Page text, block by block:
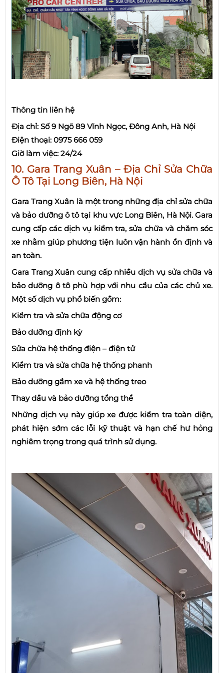
Thông tin liên hệ
Địa chỉ: Số 9 Ngõ 89 Vĩnh Ngọc, Đông Anh, Hà Nội
Điện thoại: 0975 666 059
Giờ làm việc: 24/24
10. Gara Trang Xuân – Địa Chỉ Sửa Chữa
Ô Tô Tại Long Biên, Hà Nội
Gara Trang Xuân là một trong những địa chỉ sửa chữa
và bảo dưỡng ô tô tại khu vực Long Biên, Hà Nội. Gara
cung cấp các dịch vụ kiểm tra, sửa chữa và chăm sóc
xe nhằm giúp phương tiện luôn vận hành ổn định và
an toàn.
Gara Trang Xuân cung cấp nhiều dịch vụ sửa chữa và
bảo dưỡng ô tô phù hợp với nhu cầu của các chủ xe.
Một số dịch vụ phổ biến gồm:
Kiểm tra và sửa chữa động cơ
Bảo dưỡng định kỳ
Sửa chữa hệ thống điện – điện tử
Kiểm tra và sửa chữa hệ thống phanh
Bảo dưỡng gầm xe và hệ thống treo
Thay dầu và bảo dưỡng tổng thể
Những dịch vụ này giúp xe được kiểm tra toàn diện,
phát hiện sớm các lỗi kỹ thuật và hạn chế hư hỏng
nghiêm trọng trong quá trình sử dụng.